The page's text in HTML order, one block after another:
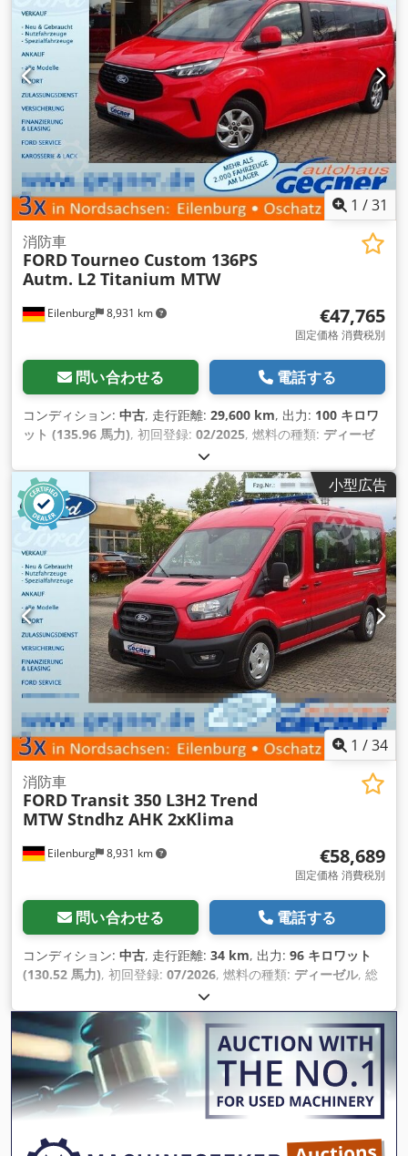
1 /31
Eilenburg 8,931 km
消防車
FORDTourneo Custom 136PS
Autm. L2 Titanium MTW
€47,765
固定価格 消費税別
問い合わせる 電話する
コンディション: 中古, 走行距離: 29,600 km, 出力: 100 キロワ
ット (135.96 馬力), 初回登録: 02/2025, 燃料の種類: ディーゼ
オートマチック
席数:9, 装備:ABS（アンチロック・ブレーキ・システム）, エ
アコン, セントラルロック, ナビゲーションシステム, 電子安定
制御プログラム (ESP),
小型広告
1 /34
Eilenburg 8,931 km
消防車
FORDTransit 350 L3H2 Trend
MTW Stndhz AHK 2xKlima
€58,689
固定価格 消費税別
問い合わせる 電話する
コンディション: 中古, 走行距離: 34 km, 出力: 96 キロワット
(130.52 馬力), 初回登録: 07/2026, 燃料の種類: ディーゼル, 総
, 色:
ク, 座席数:9, 全長:5,981 mm, 全幅:2,533 mm, 全高:2,448
mm, 装備:ABS（アンチロック・ブレーキ・システム）, すす
フィルター, エアコン, セントラルロック, ナビゲーションシス
テム, パーキングヒーター, 電子安定制御プログラム (ESP)